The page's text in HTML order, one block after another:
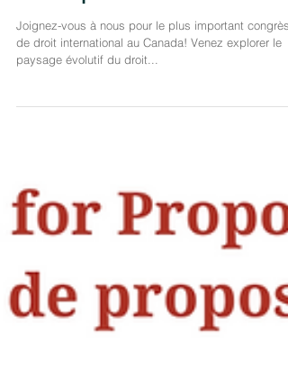
Inscriptions ouvertes
Joignez-vous à nous pour le plus important congrès